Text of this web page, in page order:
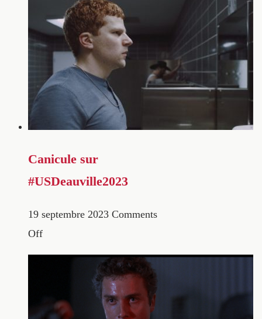
Canicule sur
#USDeauville2023
19 septembre 2023 Comments
Off